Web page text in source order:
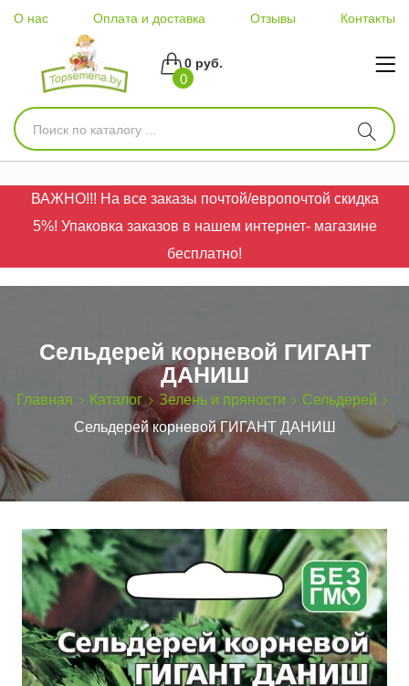
О нас Оплата и доставка Отзывы Контакты
0
0 руб.
ВАЖНО!!! На все заказы почтой/европочтой скидка
5%! Упаковка заказов в нашем интернет- магазине
бесплатно!
Сельдерей корневой ГИГАНТ
ДАНИШ
Главная Каталог Зелень и пряности
Сельдерей
Сельдерей корневой ГИГАНТ ДАНИШ